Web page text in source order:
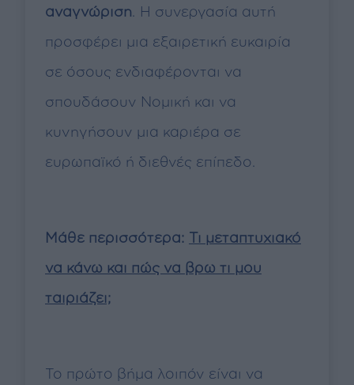
αναγνώριση . Η συνεργασία αυτή
προσφέρει μια εξαιρετική ευκαιρία
σε όσους ενδιαφέρονται να
σπουδάσουν Νομική και να
κυνηγήσουν μια καριέρα σε
ευρωπαϊκό ή διεθνές επίπεδο.
Μάθε περισσότερα: Τι μεταπτυχιακό
να κάνω και πώς να βρω τι μου
ταιριάζει;
Το πρώτο βήμα λοιπόν είναι να